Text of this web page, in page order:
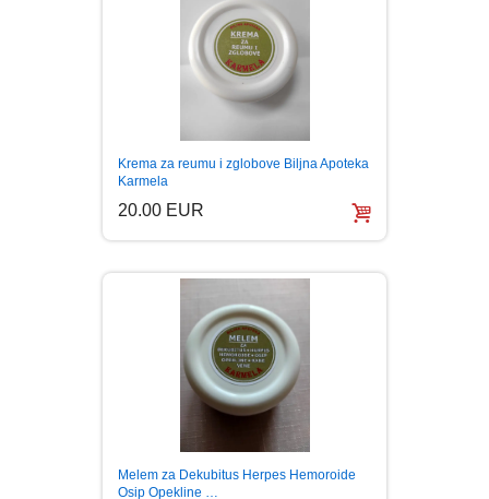
Krema za reumu i zglobove Biljna Apoteka
Karmela
20.00 EUR
Melem za Dekubitus Herpes Hemoroide
Osip Opekline …